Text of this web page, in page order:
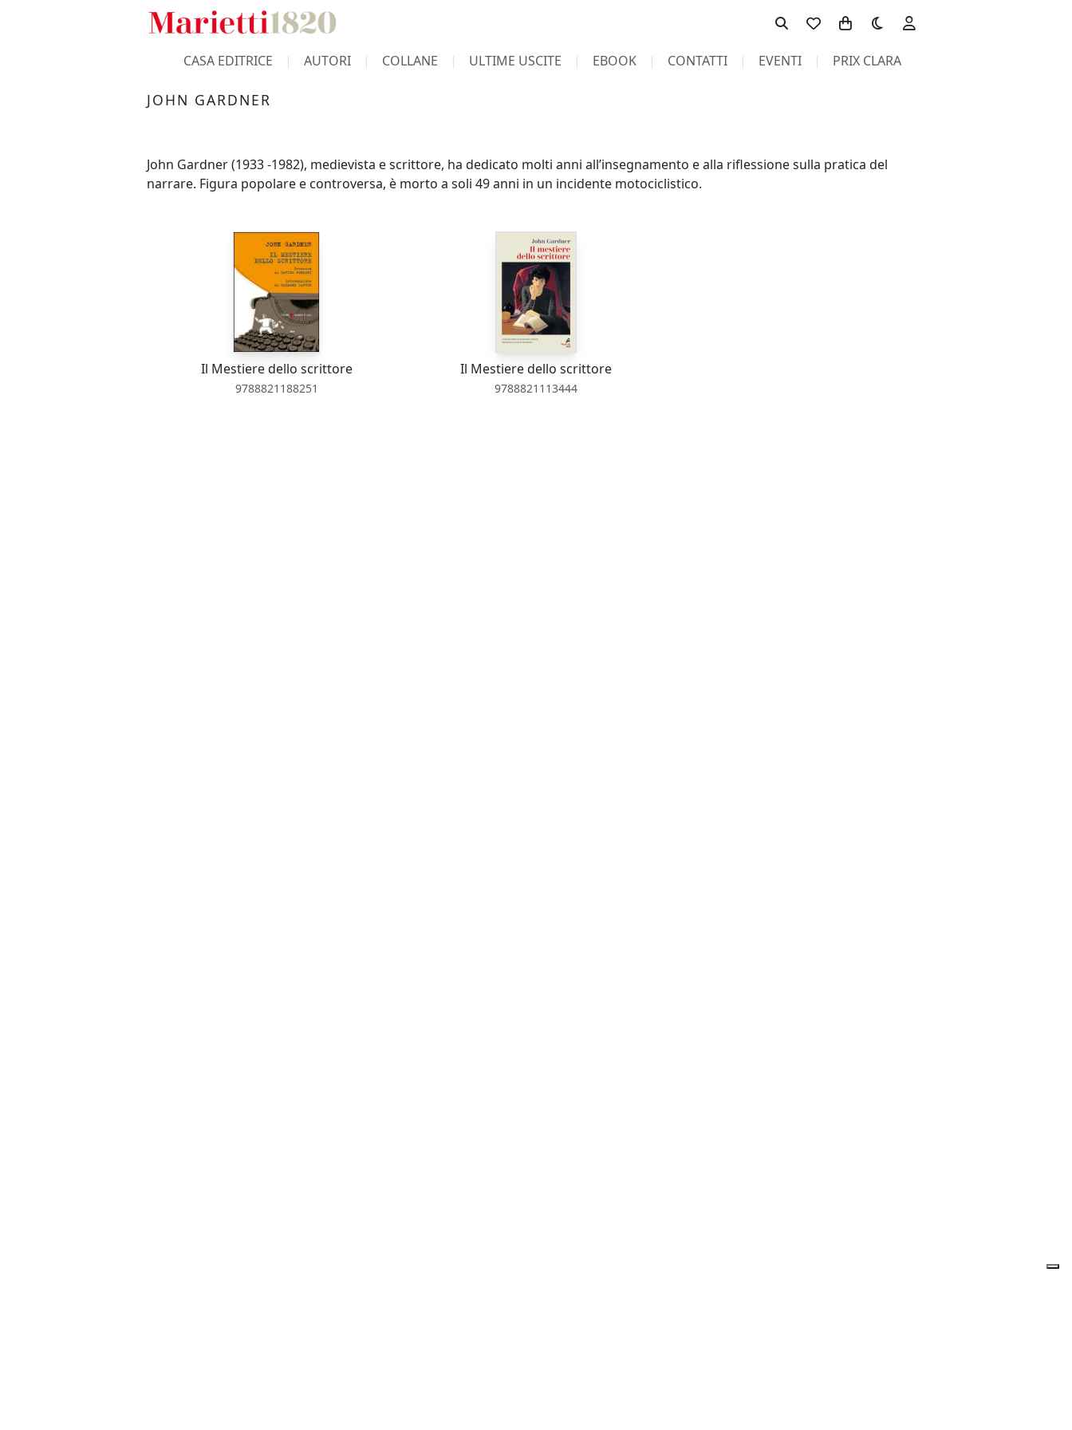
Toggle theme
CASA EDITRICE AUTORI COLLANE ULTIME USCITE EBOOK CONTATTI EVENTI PRIX CLARA
JOHN GARDNER
John Gardner (1933 -1982), medievista e scrittore, ha dedicato molti anni all’insegnamento e alla riflessione sulla pratica del
narrare. Figura popolare e controversa, è morto a soli 49 anni in un incidente motociclistico.
Il Mestiere dello scrittore
9788821188251
Il Mestiere dello scrittore
9788821113444